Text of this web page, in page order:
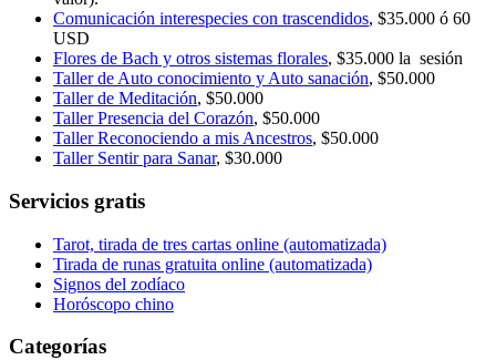
Comunicación interespecies con trascendidos, $35.000 ó 60
USD
Flores de Bach y otros sistemas florales, $35.000 la sesión
Taller de Auto conocimiento y Auto sanación, $50.000
Taller de Meditación, $50.000
Taller Presencia del Corazón, $50.000
Taller Reconociendo a mis Ancestros, $50.000
Taller Sentir para Sanar, $30.000
Servicios gratis
Tarot, tirada de tres cartas online (automatizada)
Tirada de runas gratuita online (automatizada)
Signos del zodíaco
Horóscopo chino
Categorías